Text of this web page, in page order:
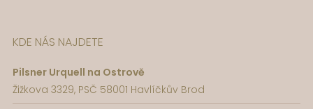
KDE NÁS NAJDETE
Pilsner Urquell na Ostrově
Žižkova 3329, PSČ 58001 Havlíčkův Brod